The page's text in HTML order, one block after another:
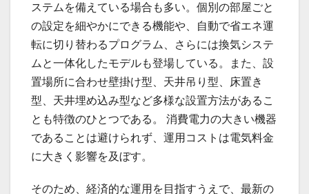
ステムを備えている場合も多い。個別の部屋ごと
の設定を細やかにできる機能や、自動で省エネ運
転に切り替わるプログラム、さらには換気システ
ムと一体化したモデルも登場している。また、設
置場所に合わせ壁掛け型、天井吊り型、床置き
型、天井埋め込み型など多様な設置方法があるこ
とも特徴のひとつである。 消費電力の大きい機器
であることは避けられず、運用コストは電気料金
に大きく影響を及ぼす。
そのため、経済的な運用を目指すうえで、最新の